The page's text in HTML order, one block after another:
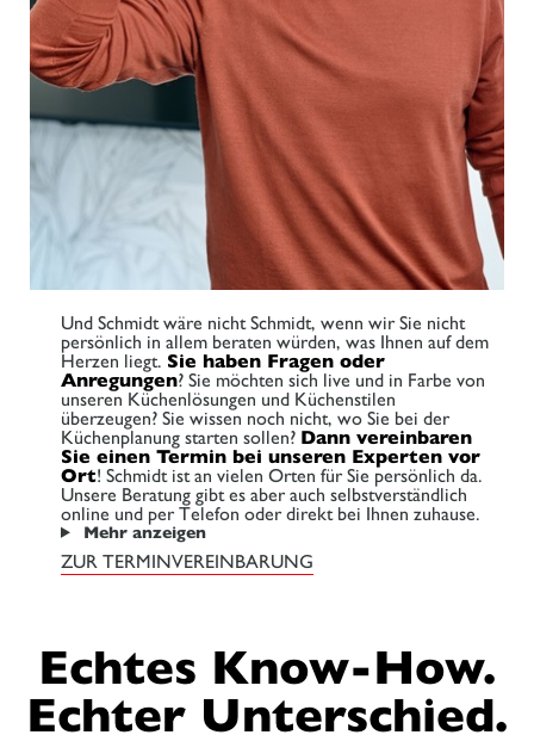
Und Schmidt wäre nicht Schmidt, wenn wir Sie nicht
persönlich in allem beraten würden, was Ihnen auf dem
Herzen liegt. Sie haben Fragen oder
Anregungen? Sie möchten sich live und in Farbe von
unseren Küchenlösungen und Küchenstilen
überzeugen? Sie wissen noch nicht, wo Sie bei der
Küchenplanung starten sollen? Dann vereinbaren
Sie einen Termin bei unseren Experten vor
Ort! Schmidt ist an vielen Orten für Sie persönlich da.
Unsere Beratung gibt es aber auch selbstverständlich
online und per Telefon oder direkt bei Ihnen zuhause.
Mehr anzeigen
ZUR TERMINVEREINBARUNG
Echtes Know-How.
Echter Unterschied.